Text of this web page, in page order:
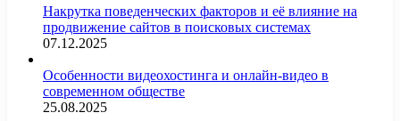
Накрутка поведенческих факторов и её влияние на
продвижение сайтов в поисковых системах
07.12.2025
Особенности видеохостинга и онлайн-видео в
современном обществе
25.08.2025